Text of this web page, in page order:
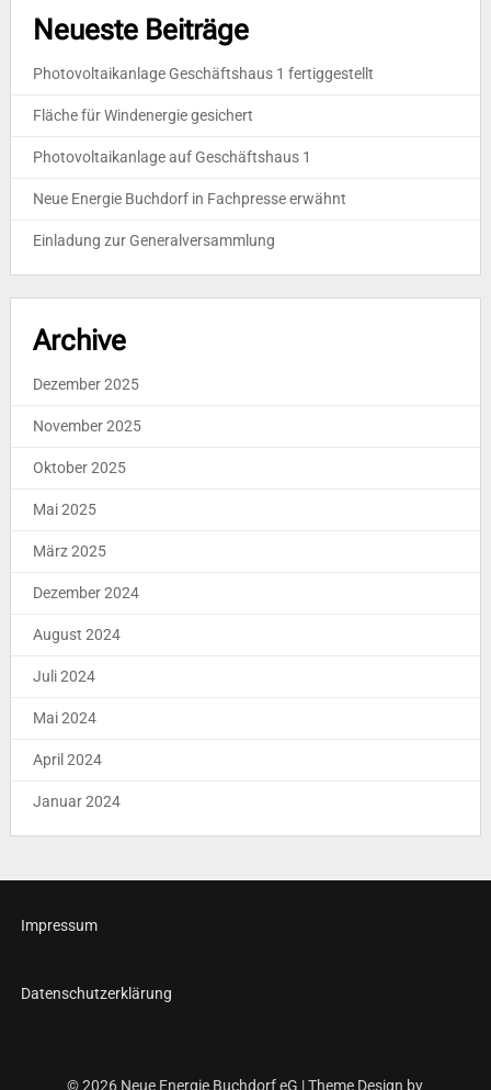
Neueste Beiträge
Photovoltaikanlage Geschäftshaus 1 fertiggestellt
Fläche für Windenergie gesichert
Photovoltaikanlage auf Geschäftshaus 1
Neue Energie Buchdorf in Fachpresse erwähnt
Einladung zur Generalversammlung
Archive
Dezember 2025
November 2025
Oktober 2025
Mai 2025
März 2025
Dezember 2024
August 2024
Juli 2024
Mai 2024
April 2024
Januar 2024
Impressum
Datenschutzerklärung
© 2026 Neue Energie Buchdorf eG | Theme Design by